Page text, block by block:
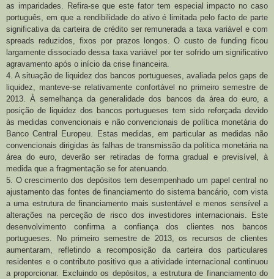
as imparidades. Refira-se que este fator tem especial impacto no caso
português, em que a rendibilidade do ativo é limitada pelo facto de parte
significativa da carteira de crédito ser remunerada a taxa variável e com
spreads reduzidos, fixos por prazos longos. O custo de funding ficou
largamente dissociado dessa taxa variável por ter sofrido um significativo
agravamento após o início da crise financeira.
4. A situação de liquidez dos bancos portugueses, avaliada pelos gaps de
liquidez, manteve-se relativamente confortável no primeiro semestre de
2013. À semelhança da generalidade dos bancos da área do euro, a
posição de liquidez dos bancos portugueses tem sido reforçada devido
às medidas convencionais e não convencionais de política monetária do
Banco Central Europeu. Estas medidas, em particular as medidas não
convencionais dirigidas às falhas de transmissão da política monetária na
área do euro, deverão ser retiradas de forma gradual e previsível, à
medida que a fragmentação se for atenuando.
5. O crescimento dos depósitos tem desempenhado um papel central no
ajustamento das fontes de financiamento do sistema bancário, com vista
a uma estrutura de financiamento mais sustentável e menos sensível a
alterações na perceção de risco dos investidores internacionais. Este
desenvolvimento confirma a confiança dos clientes nos bancos
portugueses. No primeiro semestre de 2013, os recursos de clientes
aumentaram, refletindo a recomposição da carteira dos particulares
residentes e o contributo positivo que a atividade internacional continuou
a proporcionar. Excluindo os depósitos, a estrutura de financiamento do